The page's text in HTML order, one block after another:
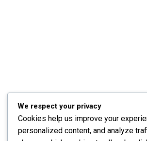
BlogWe respect your privacy
Cookies help us improve your
personalized content, and analyze